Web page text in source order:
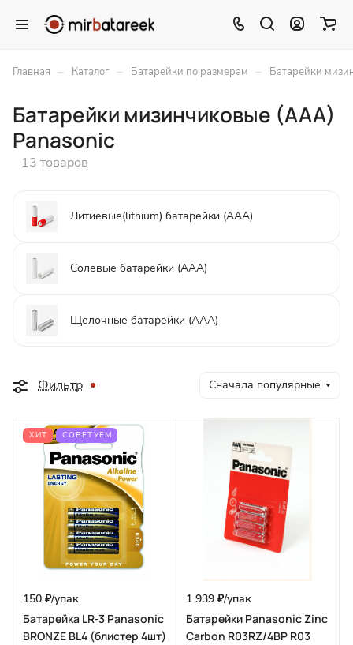
Главная – Каталог – Батарейки по размерам – Батарейки
Батарейки мизинчиковые (ААА)
Panasonic
13 товаров
Литиевые(lithium) батарейки (ААА)
Солевые батарейки (ААА)
Щелочные батарейки (ААА)
Фильтр Сначала популярные
ХИТ СОВЕТУЕМ
150 ₽/упак
Батарейка LR-3 Panasonic
BRONZE BL4 (блистер 4шт)
1 939 ₽/упак
Батарейки Panasonic Zinc
Carbon R03RZ/4BP R03